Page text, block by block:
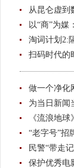
从昆仑虚到
以“商”为媒
淘词计划2:
扫码时代的
做一个净化
为当日新闻
《流浪地
“老字号”招
民警“带走
保护优秀电